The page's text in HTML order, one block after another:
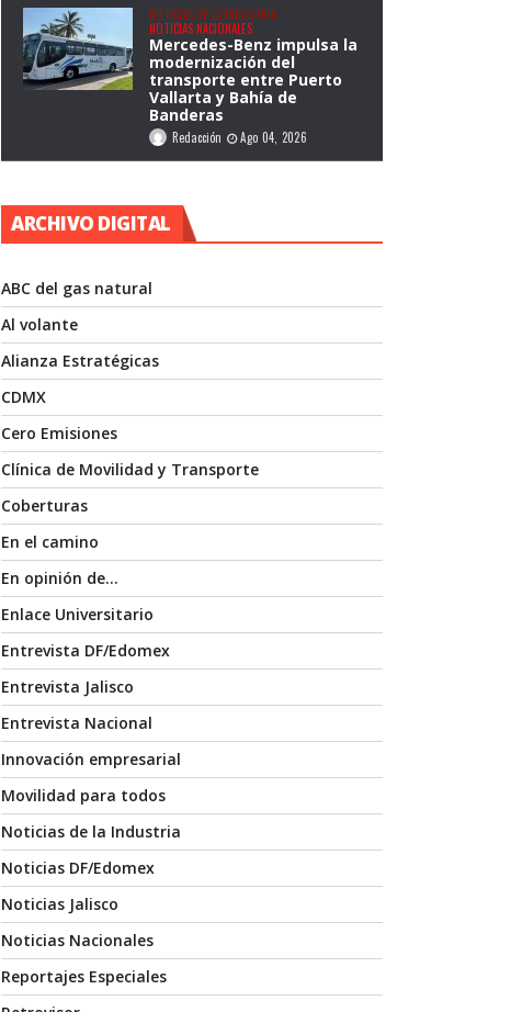
NOTICIAS DE LA INDUSTRIA
NOTICIAS NACIONALES
Mercedes-Benz impulsa la
modernización del
transporte entre Puerto
Vallarta y Bahía de
Banderas
Redacción Ago 04, 2026
ARCHIVO DIGITAL
ABC del gas natural
Al volante
Alianza Estratégicas
CDMX
Cero Emisiones
Clínica de Movilidad y Transporte
Coberturas
En el camino
En opinión de…
Enlace Universitario
Entrevista DF/Edomex
Entrevista Jalisco
Entrevista Nacional
Innovación empresarial
Movilidad para todos
Noticias de la Industria
Noticias DF/Edomex
Noticias Jalisco
Noticias Nacionales
Reportajes Especiales